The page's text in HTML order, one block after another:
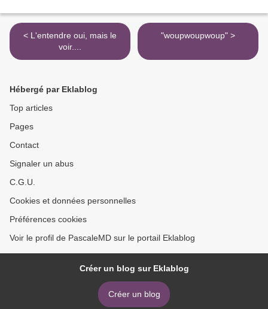
< L'entendre oui, mais le
voir....
"woupwoupwoup" >
Hébergé par Eklablog
Top articles
Pages
Contact
Signaler un abus
C.G.U.
Cookies et données personnelles
Préférences cookies
Voir le profil de PascaleMD sur le portail Eklablog
Créer un blog sur Eklablog
Créer un blog